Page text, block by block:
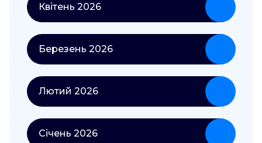
Квітень 2026
Березень 2026
Лютий 2026
Січень 2026